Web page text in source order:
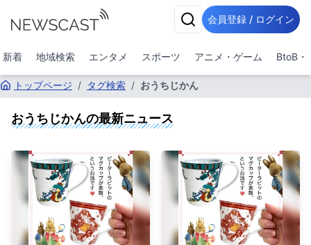
会員登録 / ログイン
新着 地域検索 エンタメ スポーツ アニメ・ゲーム BtoB・
トップページ / タグ検索 / おうちじかん
おうちじかんの最新ニュース